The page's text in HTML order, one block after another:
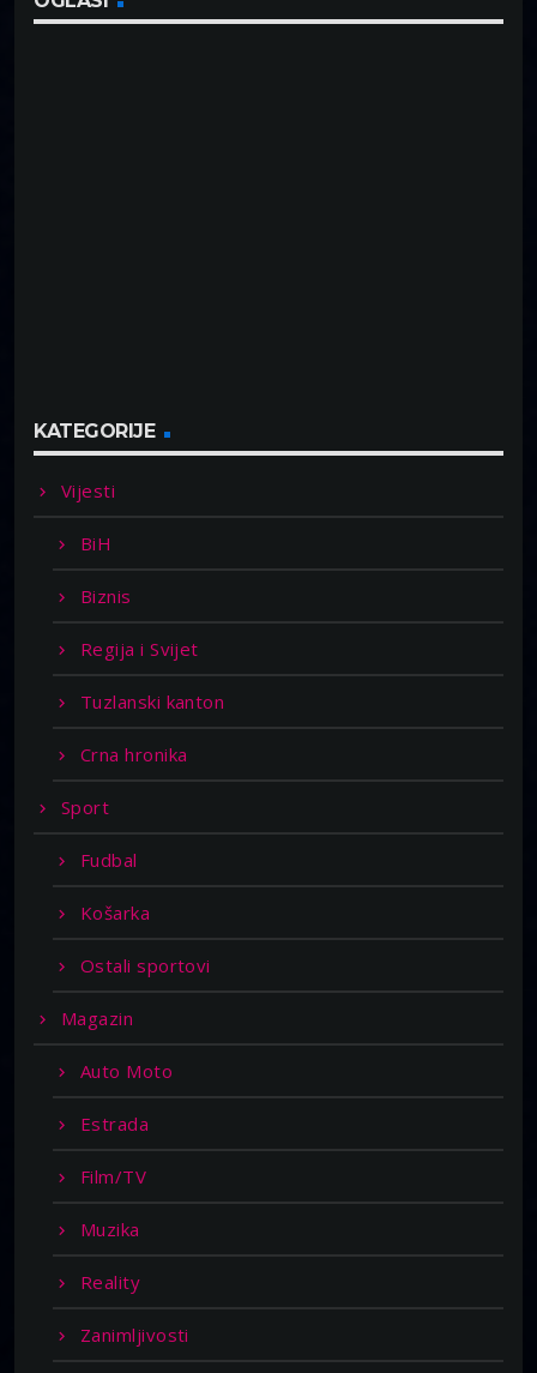
KATEGORIJE
Vijesti
BiH
Biznis
Regija i Svijet
Tuzlanski kanton
Crna hronika
Sport
Fudbal
Košarka
Ostali sportovi
Magazin
Auto Moto
Estrada
Film/TV
Muzika
Reality
Zanimljivosti